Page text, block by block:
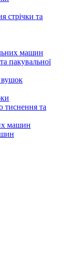
стрічки та
машин
пакувальної
вушок
тиснення та
машин